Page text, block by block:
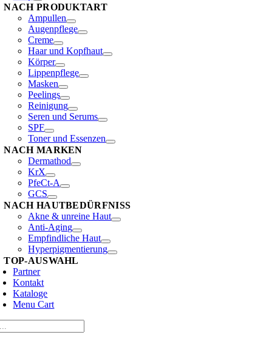
NACH PRODUKTART
Ampullen
Augenpflege
Creme
Haar und Kopfhaut
Körper
Lippenpflege
Masken
Peelings
Reinigung
Seren und Serums
SPF
Toner und Essenzen
NACH MARKEN
Dermathod
KrX
PfeCt-A
GCS
NACH HAUTBEDÜRFNISS
Akne & unreine Haut
Anti-Aging
Empfindliche Haut
Hyperpigmentierung
TOP-AUSWAHL
Partner
Kontakt
Kataloge
Menu Cart